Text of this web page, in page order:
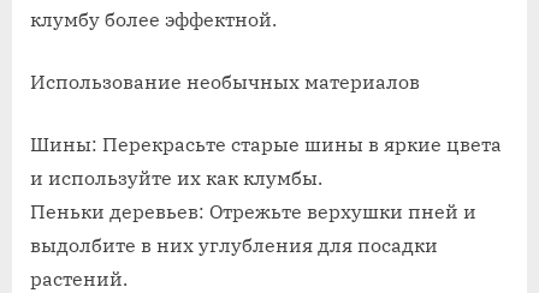
клумбу более эффектной.
Использование необычных материалов
Шины: Перекрасьте старые шины в яркие цвета
и используйте их как клумбы.
Пеньки деревьев: Отрежьте верхушки пней и
выдолбите в них углубления для посадки
растений.